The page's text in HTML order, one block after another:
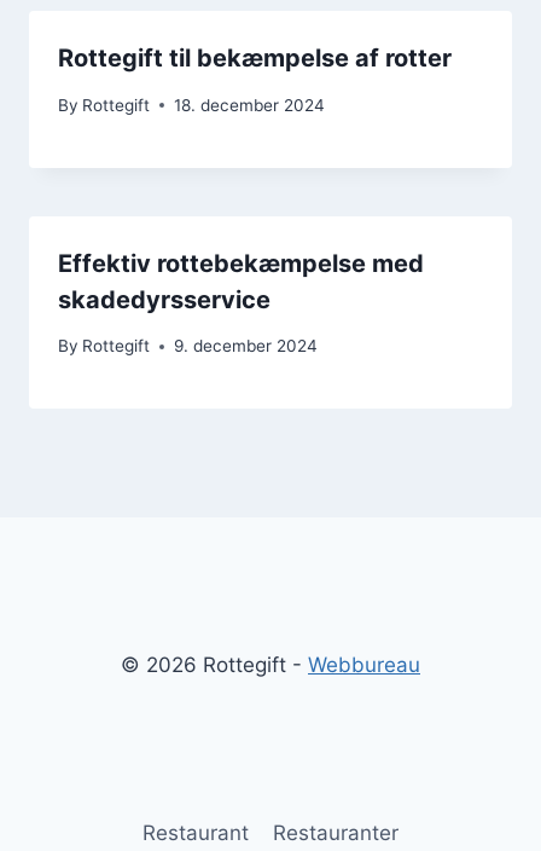
Rottegift til bekæmpelse af rotter
By Rottegift 18. december 2024
Effektiv rottebekæmpelse med
skadedyrsservice
By Rottegift 9. december 2024
© 2026 Rottegift - Webbureau
Restaurant Restauranter